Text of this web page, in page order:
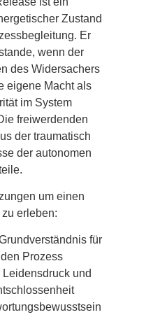
Zustand
Er
wenn der
des Widersachers
eigene Macht als
im System
freiwerdenden
der traumatisch
der autonomen
um einen
zu erleben:
für
den Prozess
Leidensdruck und